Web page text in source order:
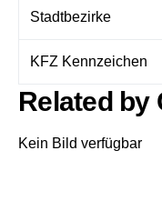
Stadtbezirke
KFZ Kennzeichen
Related by
Kein Bild verfügbar